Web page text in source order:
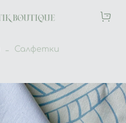
Салфетки